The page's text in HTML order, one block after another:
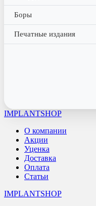
Боры
Печатные издания
IMPLANTSHOP
О компании
Акции
Уценка
Доставка
Оплата
Статьи
IMPLANTSHOP